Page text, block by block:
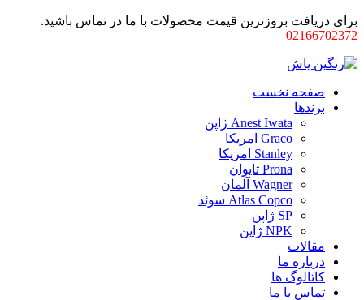
برای دریافت بروزترین قیمت محصولات با ما در تماس باشید.
02166702372
صفحه نخست
برندها
Anest Iwata ژاپن
Graco امریکا
Stanley امریکا
Prona تایوان
Wagner آلمان
Atlas Copco سوئد
SP ژاپن
NPK ژاپن
مقالات
درباره ما
کاتالوگ ها
تماس با ما